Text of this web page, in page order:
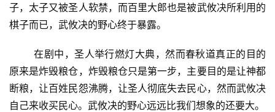
子，太子又被圣人软禁，而百里大郎也是被武攸决所利用的
棋子而已，武攸决的野心终于暴露。
在剧中，圣人举行燃灯大典，然而春秋道真正的目的
原来是炸毁粮仓，炸毁粮仓只是第一步，主要目的是让神都
断粮，让百姓民怨沸腾，让圣人彻底失去民心，然而武攸决
自己来收买民心。武攸决的野心远远比我们想象的还要大。